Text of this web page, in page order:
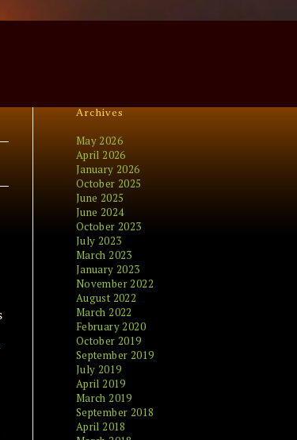
Archives
May 2026
April 2026
January 2026
October 2025
June 2025
June 2024
October 2023
July 2023
March 2023
January 2023
November 2022
August 2022
March 2022
February 2020
October 2019
September 2019
July 2019
April 2019
March 2019
September 2018
April 2018